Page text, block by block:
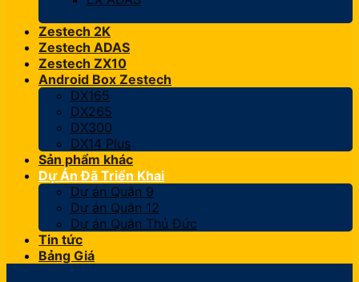
Zestech 2K
Zestech ADAS
Zestech ZX10
Android Box Zestech
DX165
DX265
DX300
DX14 Plus
Sản phẩm khác
Dự Án Đã Triển Khai
Dự án Quận 9
Dự án Quận 12
Dự án Quận Thủ Đức
Tin tức
Bảng Giá